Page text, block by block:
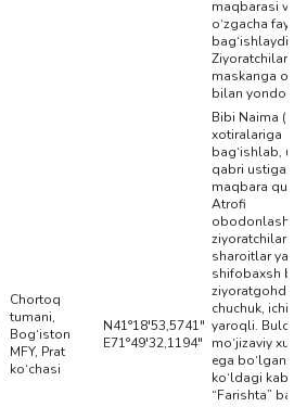
maqbarasi va
o‘zgacha fayz
bag‘ishlaydi.
Ziyoratchilar bu
maskanga
bilan
Chortoq
tumani,
Bog‘iston
MFY, Prat
ko‘chasi
N41°18'53,5741"
E71°49'32,1194"
Bibi Naima
xotiralariga
bag‘ishlab,
qabri ustiga
maqbara
Atrofi
ziyoratchilar
sharoitlar
shifobaxsh
ziyoratgohdir.
chuchuk,
yaroqli.
mo‘jizaviy
ega bo‘lgan,
ko‘ldagi kabi
“Farishta”